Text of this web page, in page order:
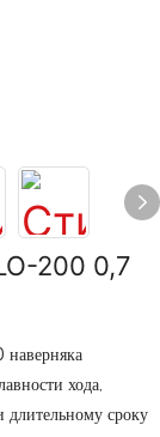
200 0,7
наверняка
хода,
длительному сроку